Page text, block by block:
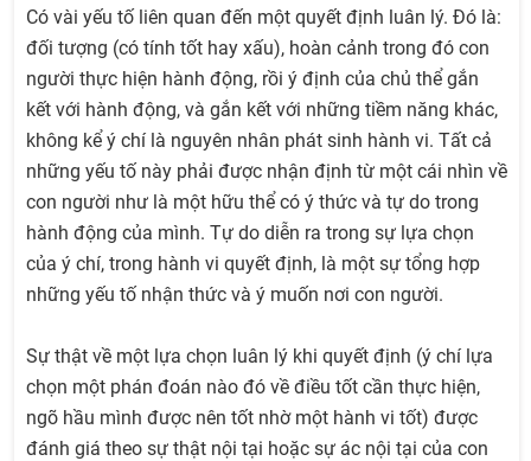
Có vài yếu tố liên quan đến một quyết định luân lý. Đó là:
đối tượng (có tính tốt hay xấu), hoàn cảnh trong đó con
người thực hiện hành động, rồi ý định của chủ thể gắn
kết với hành động, và gắn kết với những tiềm năng khác,
không kể ý chí là nguyên nhân phát sinh hành vi. Tất cả
những yếu tố này phải được nhận định từ một cái nhìn về
con người như là một hữu thể có ý thức và tự do trong
hành động của mình. Tự do diễn ra trong sự lựa chọn
của ý chí, trong hành vi quyết định, là một sự tổng hợp
những yếu tố nhận thức và ý muốn nơi con người.
Sự thật về một lựa chọn luân lý khi quyết định (ý chí lựa
chọn một phán đoán nào đó về điều tốt cần thực hiện,
ngõ hầu mình được nên tốt nhờ một hành vi tốt) được
đánh giá theo sự thật nội tại hoặc sự ác nội tại của con